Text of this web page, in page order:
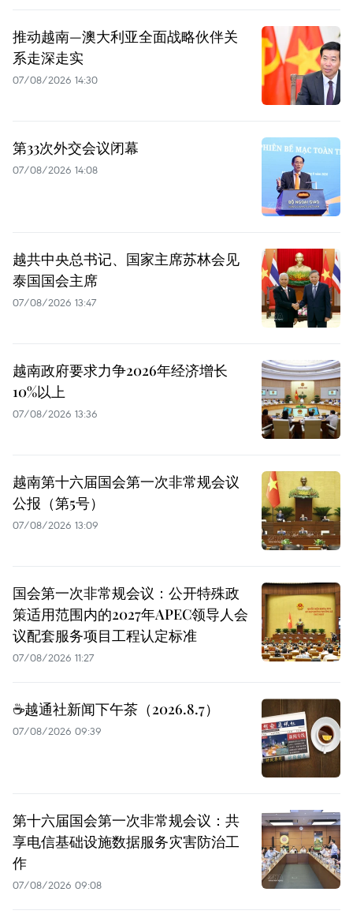
推动越南—澳大利亚全面战略伙伴关
系走深走实
07/08/2026 14:30
第33次外交会议闭幕
07/08/2026 14:08
越共中央总书记、国家主席苏林会见
泰国国会主席
07/08/2026 13:47
越南政府要求力争2026年经济增长
10%以上
07/08/2026 13:36
越南第十六届国会第一次非常规会议
公报（第5号）
07/08/2026 13:09
国会第一次非常规会议：公开特殊政
策适用范围内的2027年APEC领导人会
议配套服务项目工程认定标准
07/08/2026 11:27
☕️越通社新闻下午茶（2026.8.7）
07/08/2026 09:39
第十六届国会第一次非常规会议：共
享电信基础设施数据服务灾害防治工
作
07/08/2026 09:08